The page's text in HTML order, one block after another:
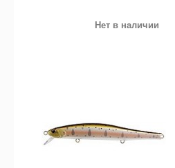
Нет в наличии